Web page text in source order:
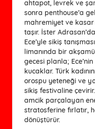
ahtapot, levrek ve
sonra penthouse’a
mahremiyet ve
taşır. İster
Ece’yle sikiş
limanında bir
gecesi planla;
kucaklar. Türk
orospu yeteneği ve
sikiş festivaline
amcik parçalayan
stratosferine fırlatır,
dönüştürür.